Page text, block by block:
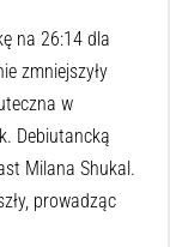
na 26:14 dla
zmniejszyły
w
Debiutancką
Milana Shukal.
prowadząc